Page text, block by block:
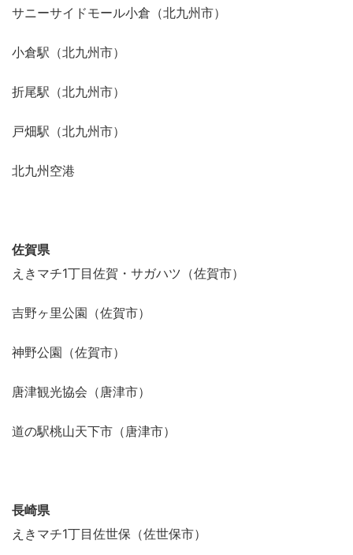
サニーサイドモール小倉（北九州市）
小倉駅（北九州市）
折尾駅（北九州市）
戸畑駅（北九州市）
北九州空港
佐賀県
えきマチ1丁目佐賀・サガハツ（佐賀市）
吉野ヶ里公園（佐賀市）
神野公園（佐賀市）
唐津観光協会（唐津市）
道の駅桃山天下市（唐津市）
長崎県
えきマチ1丁目佐世保（佐世保市）